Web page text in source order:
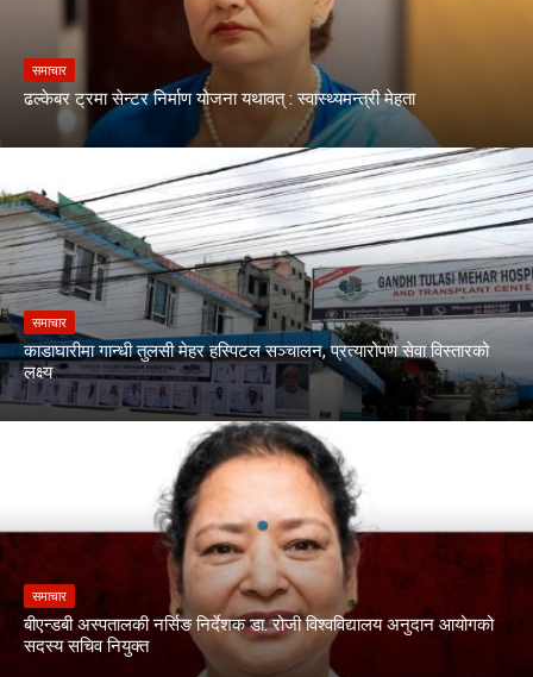
समाचार
ढल्केबर ट्रमा सेन्टर निर्माण योजना यथावत् : स्वास्थ्यमन्त्री मेहता
समाचार
काडाघारीमा गान्धी तुलसी मेहर हस्पिटल सञ्चालन, प्रत्यारोपण सेवा विस्तारको
लक्ष्य
समाचार
बीएन्डबी अस्पतालकी नर्सिङ निर्देशक डा. रोजी विश्वविद्यालय अनुदान आयोगको
सदस्य सचिव नियुक्त